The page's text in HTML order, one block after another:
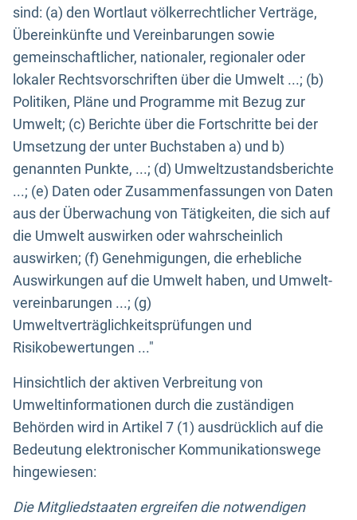
sind: (a) den Wortlaut völkerrechtlicher Verträge,
Übereinkünfte und Vereinbarungen sowie
gemeinschaftlicher, nationaler, regionaler oder
lokaler Rechtsvorschriften über die Umwelt ...; (b)
Politiken, Pläne und Programme mit Bezug zur
Umwelt; (c) Berichte über die Fortschritte bei der
Umsetzung der unter Buchstaben a) und b)
genannten Punkte, ...; (d) Umweltzustandsberichte
...; (e) Daten oder Zusammenfassungen von Daten
aus der Überwachung von Tätigkeiten, die sich auf
die Umwelt auswirken oder wahrscheinlich
auswirken; (f) Genehmigungen, die erhebliche
Auswirkungen auf die Umwelt haben, und Umwelt-
vereinbarungen ...; (g)
Umweltverträglichkeitsprüfungen und
Risikobewertungen ..."
Hinsichtlich der aktiven Verbreitung von
Umweltinformationen durch die zuständigen
Behörden wird in Artikel 7 (1) ausdrücklich auf die
Bedeutung elektronischer Kommunikationswege
hingewiesen:
Die Mitgliedstaaten ergreifen die notwendigen